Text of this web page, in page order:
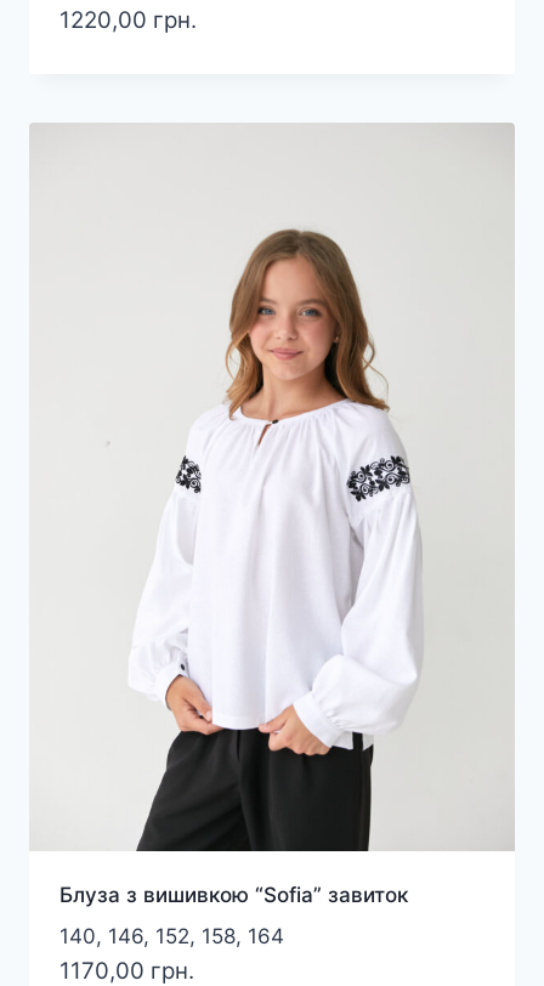
1220,00 грн.
Блуза з вишивкою “Sofia” завиток
140, 146, 152, 158, 164
1170,00 грн.